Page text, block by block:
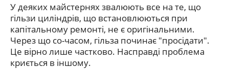
У деяких майстернях звалюють все на те, що
гільзи циліндрів, що встановлюються при
капітальному ремонті, не є оригінальними.
Через що со-часом, гільза починає "просідати".
Це вірно лише частково. Насправді проблема
криється в іншому.